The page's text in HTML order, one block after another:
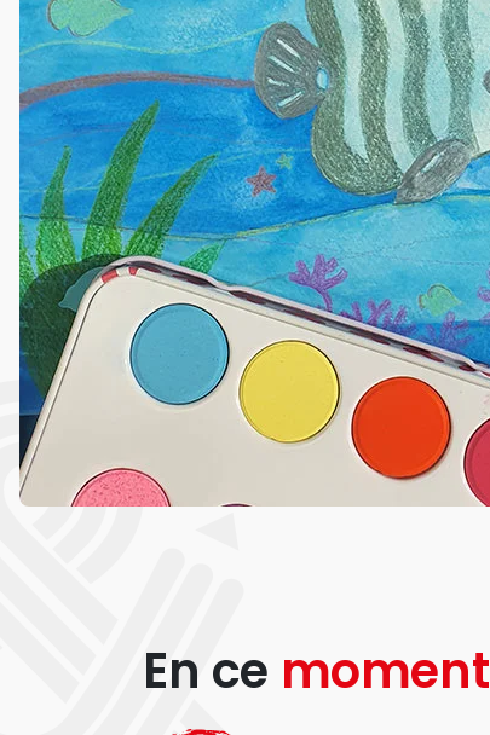
En ce moment